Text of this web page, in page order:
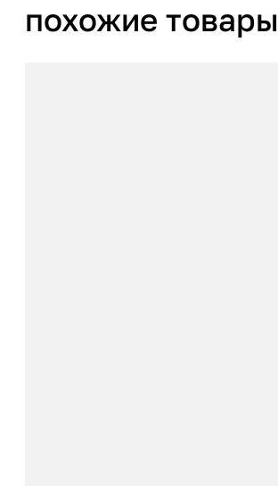
похожие товары